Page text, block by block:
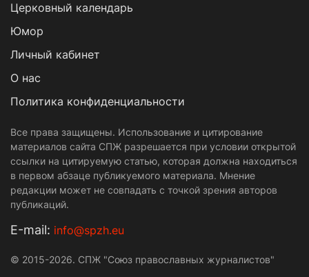
Церковный календарь
Юмор
Личный кабинет
О нас
Политика конфиденциальности
Все права защищены. Использование и цитирование
материалов сайта СПЖ разрешается при условии открытой
ссылки на цитируемую статью, которая должна находиться
в первом абзаце публикуемого материала. Мнение
редакции может не совпадать с точкой зрения авторов
публикаций.
Е-mail: info@spzh.eu
© 2015-2026. СПЖ "Союз православных журналистов"